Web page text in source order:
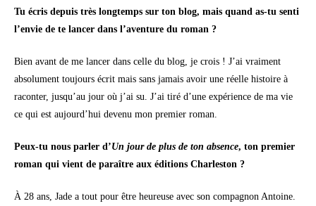
Tu écris depuis très longtemps sur ton blog, mais quand as-tu senti
l’envie de te lancer dans l’aventure du roman ?
Bien avant de me lancer dans celle du blog, je crois ! J’ai vraiment
absolument toujours écrit mais sans jamais avoir une réelle histoire à
raconter, jusqu’au jour où j’ai su. J’ai tiré d’une expérience de ma vie
ce qui est aujourd’hui devenu mon premier roman.
Peux-tu nous parler d’Un jour de plus de ton absence, ton premier
roman qui vient de paraître aux éditions Charleston ?
À 28 ans, Jade a tout pour être heureuse avec son compagnon Antoine.